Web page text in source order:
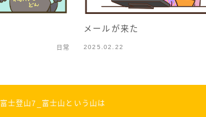
日常
メールが来た
2025.02.22
富士登山7_富士山という山は